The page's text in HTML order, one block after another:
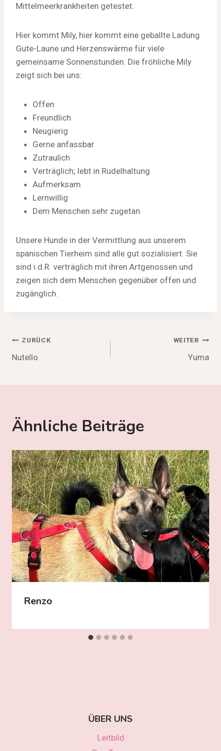
Mittelmeerkrankheiten getestet.
Hier kommt Mily, hier kommt eine geballte Ladung
Gute-Laune und Herzenswärme für viele
gemeinsame Sonnenstunden. Die fröhliche Mily
zeigt sich bei uns:
Offen
Freundlich
Neugierig
Gerne anfassbar
Zutraulich
Verträglich; lebt in Rudelhaltung
Aufmerksam
Lernwillig
Dem Menschen sehr zugetan
Unsere Hunde in der Vermittlung aus unserem
spanischen Tierheim sind alle gut sozialisiert. Sie
sind i.d.R. verträglich mit ihren Artgenossen und
zeigen sich dem Menschen gegenüber offen und
zugänglich.
Beitragsnavigation
ZURÜCK
Nutello
WEITER
Yuma
Ähnliche Beiträge
Renzo
ÜBER UNS
Leitbild